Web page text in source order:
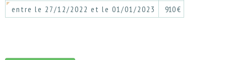
entre le 27/12/2022 et le 01/01/2023
910 €